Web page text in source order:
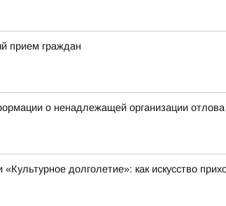
прием граждан
о ненадлежащей организации отлова
долголетие»: как искусство